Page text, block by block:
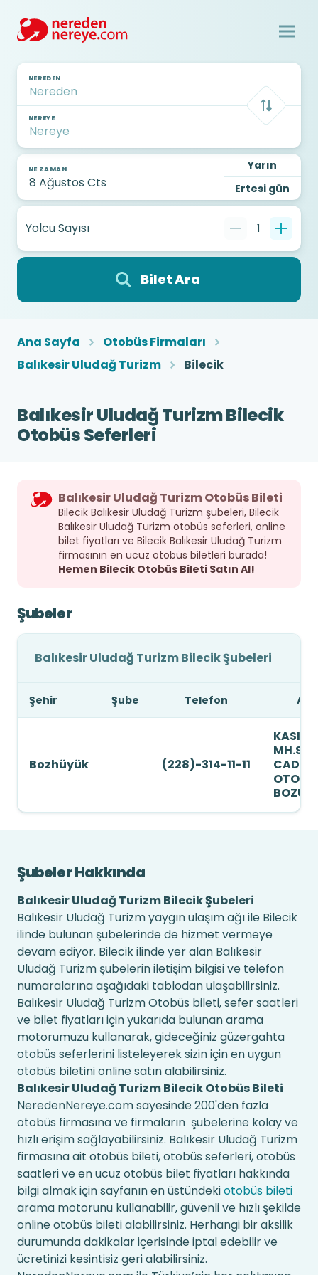
NEREDEN
NEREYE
NE ZAMAN
Yarın
Ertesi gün
Yolcu Sayısı 1
Bilet Ara
Ana Sayfa
Otobüs Firmaları
Balıkesir Uludağ Turizm
Bilecik
Balıkesir Uludağ Turizm Bilecik
Otobüs Seferleri
Balıkesir Uludağ Turizm Otobüs Bileti
Bilecik Balıkesir Uludağ Turizm şubeleri, Bilecik
Balıkesir Uludağ Turizm otobüs seferleri, online
bilet fiyatları ve Bilecik Balıkesir Uludağ Turizm
firmasının en ucuz otobüs biletleri burada!
Hemen Bilecik Otobüs Bileti Satın Al!
Şubeler
Balıkesir Uludağ Turizm Bilecik Şubeleri
Şehir Şube Telefon
Bozhüyük (228)-314-11-11
Şubeler Hakkında
Balıkesir Uludağ Turizm Bilecik Şubeleri
Balıkesir Uludağ Turizm yaygın ulaşım ağı ile Bilecik
ilinde bulunan şubelerinde de hizmet vermeye
devam ediyor. Bilecik ilinde yer alan Balıkesir
Uludağ Turizm şubelerin iletişim bilgisi ve telefon
numaralarına aşağıdaki tablodan ulaşabilirsiniz.
Balıkesir Uludağ Turizm Otobüs bileti, sefer saatleri
ve bilet fiyatları için yukarıda bulunan arama
motorumuzu kullanarak, gideceğiniz güzergahta
otobüs seferlerini listeleyerek sizin için en uygun
otobüs biletini online satın alabilirsiniz.
Balıkesir Uludağ Turizm Bilecik Otobüs Bileti
NeredenNereye.com sayesinde 200'den fazla
otobüs firmasına ve firmaların şubelerine kolay ve
hızlı erişim sağlayabilirsiniz. Balıkesir Uludağ Turizm
firmasına ait otobüs bileti, otobüs seferleri, otobüs
saatleri ve en ucuz otobüs bilet fiyatları hakkında
bilgi almak için sayfanın en üstündekiotobüs bileti
arama motorunu kullanabilir, güvenli ve hızlı şekilde
online otobüs bileti alabilirsiniz. Herhangi bir aksilik
durumunda dakikalar içerisinde iptal edebilir ve
ücretinizi kesintisiz geri alabilirsiniz.